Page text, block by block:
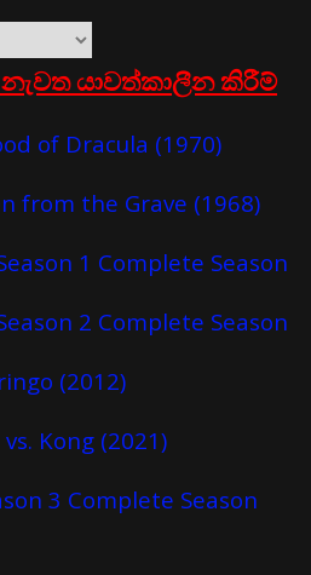
යාවත්කාලීන කිරීම්
of Dracula (1970)
from the Grave (1968)
1 Complete Season
2 Complete Season
(2012)
Kong (2021)
3 Complete Season